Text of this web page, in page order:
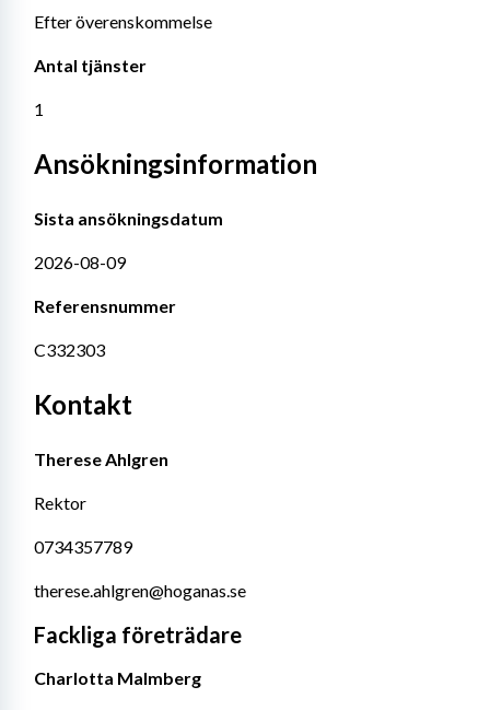
Efter överenskommelse
Antal tjänster
1
Ansökningsinformation
Sista ansökningsdatum
2026-08-09
Referensnummer
C332303
Kontakt
Therese Ahlgren
Rektor
0734357789
therese.ahlgren@hoganas.se
Fackliga företrädare
Charlotta Malmberg